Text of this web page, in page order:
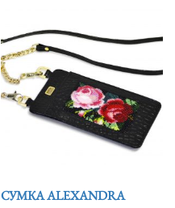
СУМКА ALEXANDRA